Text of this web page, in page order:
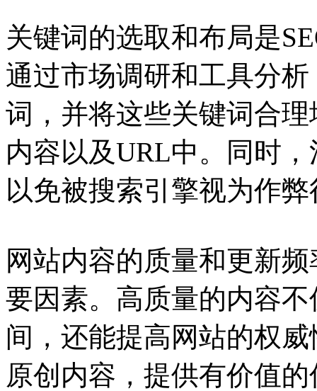
关键词的选取和布局是
通过市场调研和工具分
词，并将这些关键词合
内容以及URL中。同时
以免被搜索引擎视为作
网站内容的质量和更新
要因素。高质量的内容
间，还能提高网站的权
原创内容，提供有价值